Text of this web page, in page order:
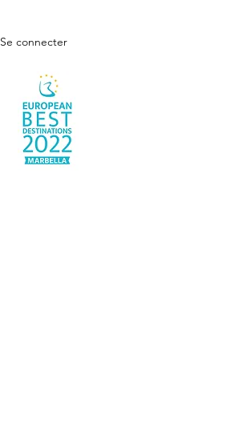
Se connecter